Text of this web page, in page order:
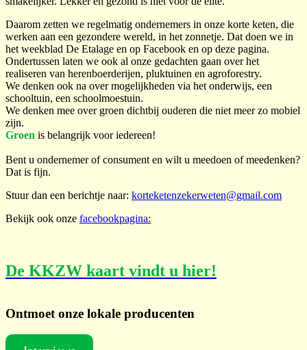
Daarom zetten we regelmatig ondernemers in onze korte keten, die
werken aan een gezondere wereld, in het zonnetje. Dat doen we in
het weekblad De Etalage en op Facebook en op deze pagina.
Ondertussen laten we ook al onze gedachten gaan over het
realiseren van herenboerderijen, pluktuinen en agroforestry.
We denken ook na over mogelijkheden via het onderwijs, een
schooltuin, een schoolmoestuin.
We denken mee over groen dichtbij ouderen die niet meer zo mobiel
zijn.
Groen is belangrijk voor iedereen!
Bent u ondernemer of consument en wilt u meedoen of meedenken?
Dat is fijn.
Stuur dan een berichtje naar: korteketenzekerweten@gmail.com
Bekijk ook onze facebookpagina:
De KKZW kaart vindt u hier!
Ontmoet onze lokale producenten